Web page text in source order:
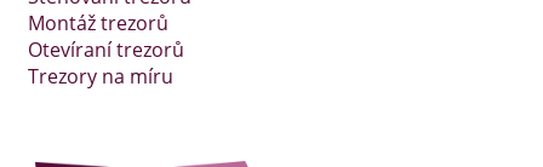
Montáž trezorů
Otevíraní trezorů
Trezory na míru